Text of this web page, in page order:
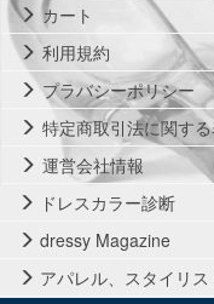
カート
利用規約
プラバシーポリシー
特定商取引法に関す
運営会社情報
ドレスカラー診断
dressy Magazine
アパレル、スタイリ